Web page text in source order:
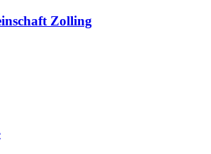
Zolling